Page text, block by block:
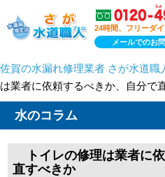
24時間、フリーダ
メールでのお
佐賀の水漏れ修理業者 さが水道職
は業者に依頼するべきか、自分で
水のコラム
トイレの修理は業者に
直すべきか